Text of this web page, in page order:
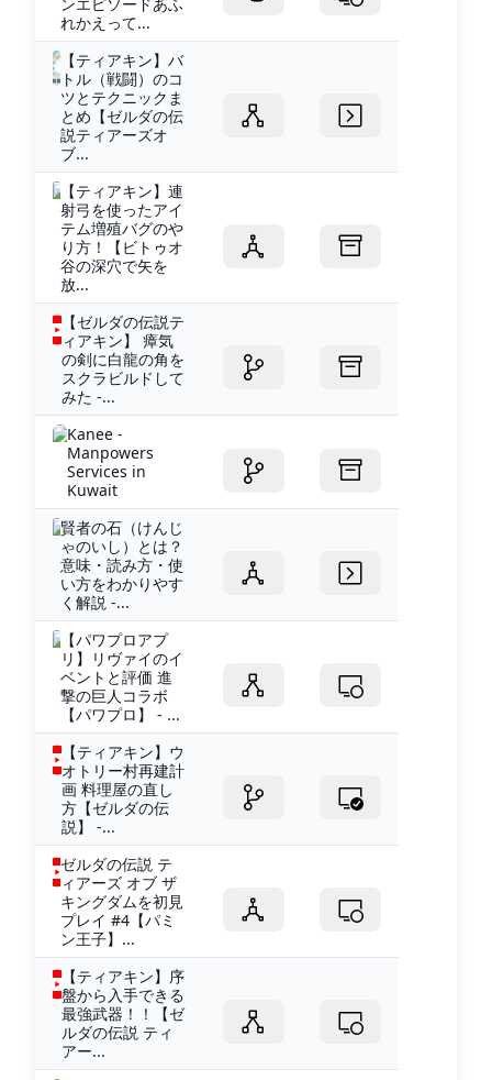
れかえって...
【ティアキン】バ
トル（戦闘）のコ
ツとテクニックま
とめ【ゼルダの伝
説ティアーズオ
ブ...
【ティアキン】連
射弓を使ったアイ
テム増殖バグのや
り方！【ビトゥオ
谷の深穴で矢を
放...
【ゼルダの伝説テ
ィアキン】 瘴気
の剣に白龍の角を
スクラビルドして
みた -...
Kanee -
Manpowers
Services in
Kuwait
賢者の石（けんじ
ゃのいし）とは？
意味・読み方・使
い方をわかりやす
く解説 -...
【パワプロアプ
リ】リヴァイのイ
ベントと評価 進
撃の巨人コラボ
【パワプロ】 - ...
【ティアキン】ウ
オトリー村再建計
画 料理屋の直し
方【ゼルダの伝
説】 -...
ゼルダの伝説 テ
ィアーズ オブ ザ
キングダムを初見
プレイ #4【パミ
ン王子】...
【ティアキン】序
盤から入手できる
最強武器！！【ゼ
ルダの伝説 ティ
アー...